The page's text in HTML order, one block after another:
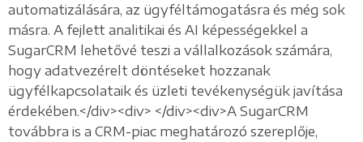
automatizálására, az ügyféltámogatásra és még sok
másra. A fejlett analitikai és AI képességekkel a
SugarCRM lehetővé teszi a vállalkozások számára,
hogy adatvezérelt döntéseket hozzanak
ügyfélkapcsolataik és üzleti tevékenységük javítása
érdekében.</div><div> </div><div>A SugarCRM
továbbra is a CRM-piac meghatározó szereplője,